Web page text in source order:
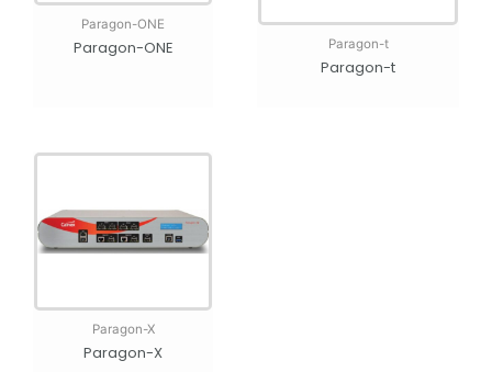
Paragon-ONE
Paragon-ONE Paragon-t
Paragon-t
Paragon-X
Paragon-X